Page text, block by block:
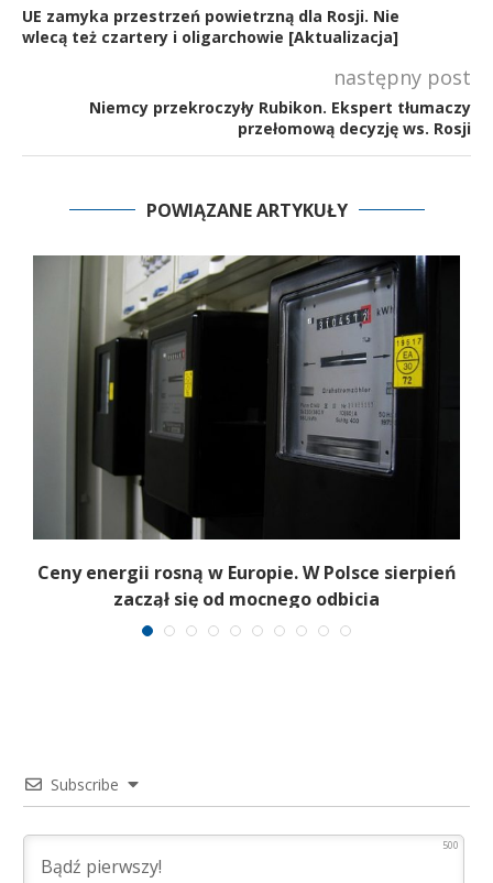
UE zamyka przestrzeń powietrzną dla Rosji. Nie
wlecą też czartery i oligarchowie [Aktualizacja]
następny post
Niemcy przekroczyły Rubikon. Ekspert tłumaczy
przełomową decyzję ws. Rosji
POWIĄZANE ARTYKUŁY
Ceny energii rosną w Europie. W Polsce sierpień
zaczął się od mocnego odbicia
Subscribe
500